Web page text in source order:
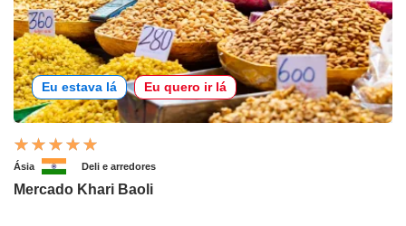
Eu estava lá Eu quero ir lá
Ásia Deli e arredores
Mercado Khari Baoli